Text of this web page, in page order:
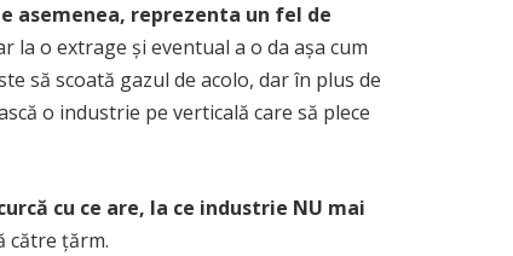
asemenea, reprezenta un fel de
la o extrage și eventual a o da așa cum
să scoată gazul de acolo, dar în plus de
o industrie pe verticală care să plece
cu ce are, la ce industrie NU mai
către țărm.